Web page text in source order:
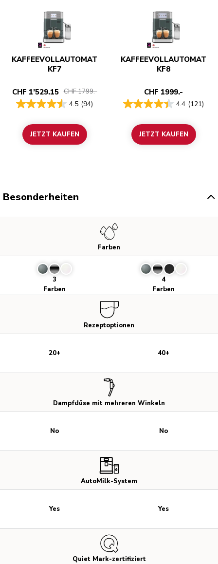
KAFFEEVOLLAUTOMAT
KF7
CHF 1’529.15 CHF 1799.-
4.5 (94)
JETZT KAUFEN
KAFFEEVOLLAUTOMAT
KF8
CHF 1999.-
4.4 (121)
JETZT KAUFEN
Besonderheiten
Farben
Rezeptoptionen
Dampfdüse mit mehreren Winkeln
AutoMilk-System
Quiet Mark-zertifiziert
3
Farben
20+
No
Yes
4
Farben
40+
No
Yes